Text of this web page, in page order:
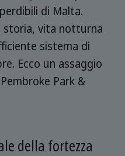
di Malta.
storia, vita notturna
sistema di
Ecco un assaggio
Park &
della fortezza